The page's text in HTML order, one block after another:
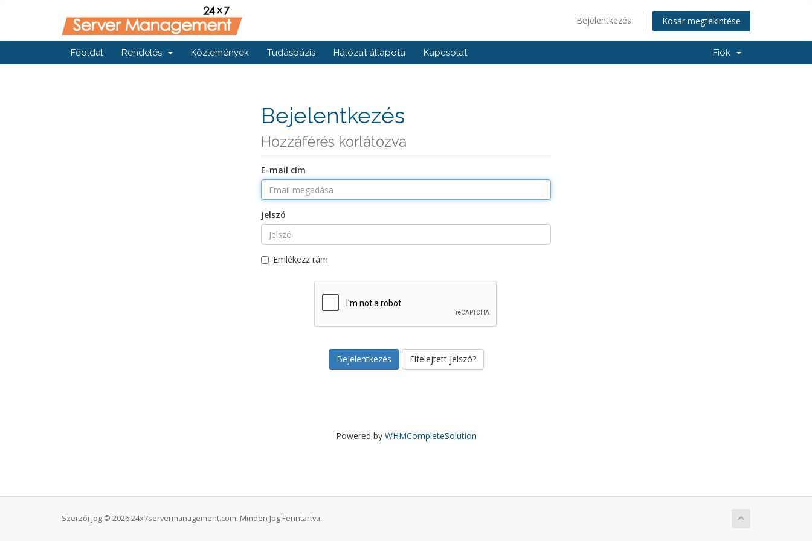
Bejelentkezés Kosár megtekintése
Főoldal Rendelés Közlemények Tudásbázis Hálózat állapota Kapcsolat Fiók
Bejelentkezés
Hozzáférés korlátozva
E-mail cím
Jelszó
Emlékezz rám
Elfelejtett jelszó?
Powered by WHMCompleteSolution
Szerzői jog © 2026 24x7servermanagement.com. Minden Jog Fenntartva.